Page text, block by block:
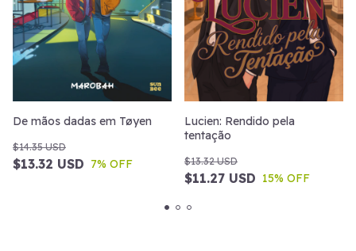
De mãos dadas em Tøyen
$13.32 USD
$14.35 USD
7% OFF
Lucien: Rendido pela
tentação
$11.27 USD
$13.32 USD
15% OFF